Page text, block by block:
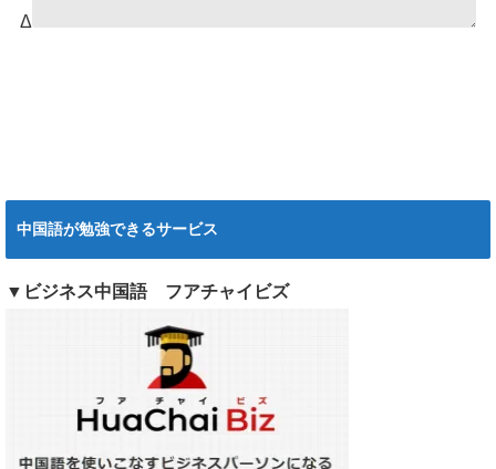
Δ
中国語が勉強できるサービス
▼ビジネス中国語 フアチャイビズ